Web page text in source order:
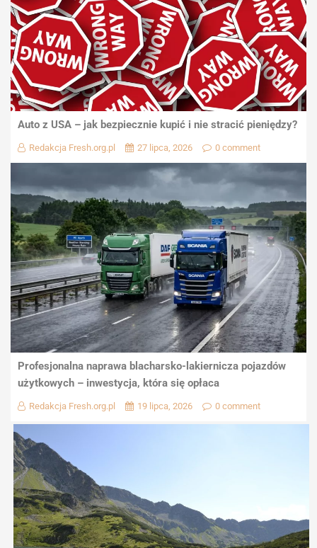
Auto z USA – jak bezpiecznie kupić i nie stracić pieniędzy?
Redakcja Fresh.org.pl 27 lipca, 2026 0 comment
Profesjonalna naprawa blacharsko-lakiernicza pojazdów
użytkowych – inwestycja, która się opłaca
Redakcja Fresh.org.pl 19 lipca, 2026 0 comment